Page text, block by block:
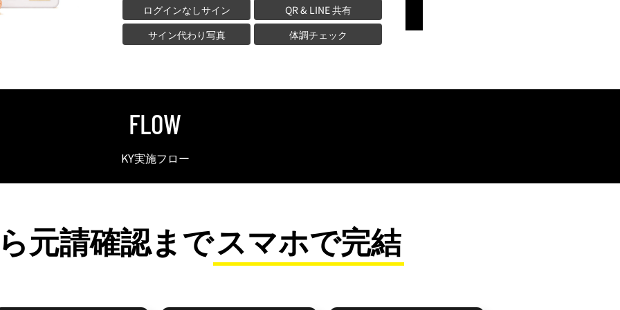
ログインなしサイン
QR & LINE 共有
サイン代わり写真
体調チェック
FLOW
KY実施フロー
元請確認までスマホで完結